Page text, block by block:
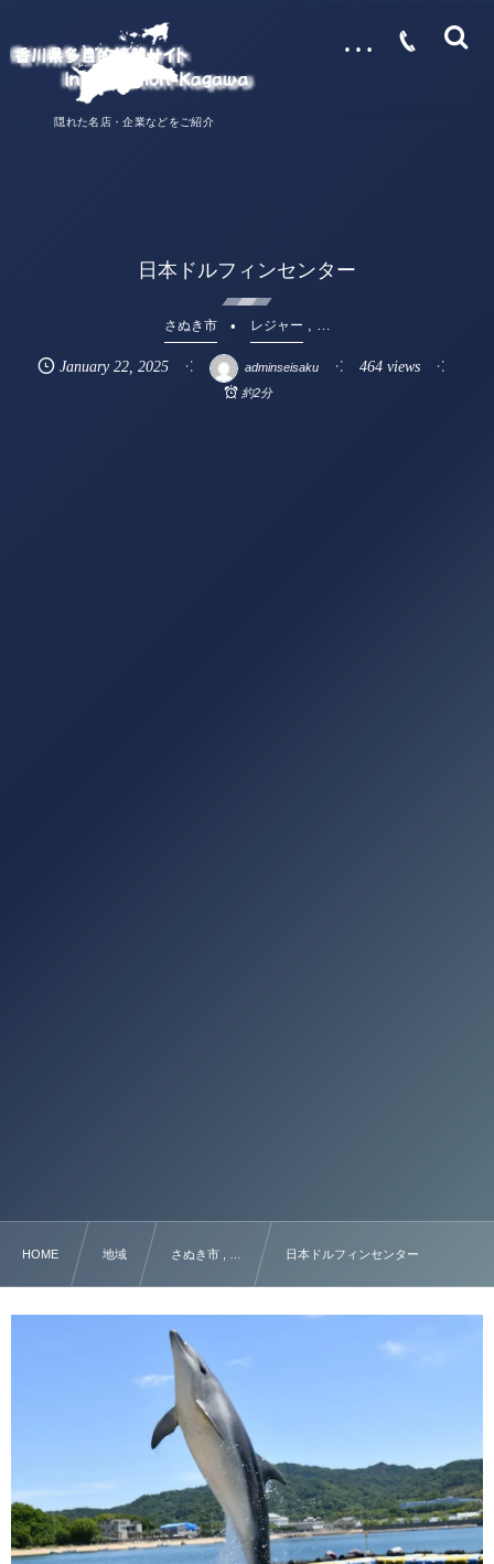
隠れた名店・企業などをご紹介
…
日本ドルフィンセンター
さぬき市 レジャー , …
January 22, 2025 adminseisaku 464 views
約2分
HOME 地域 さぬき市 , … 日本ドルフィンセンター